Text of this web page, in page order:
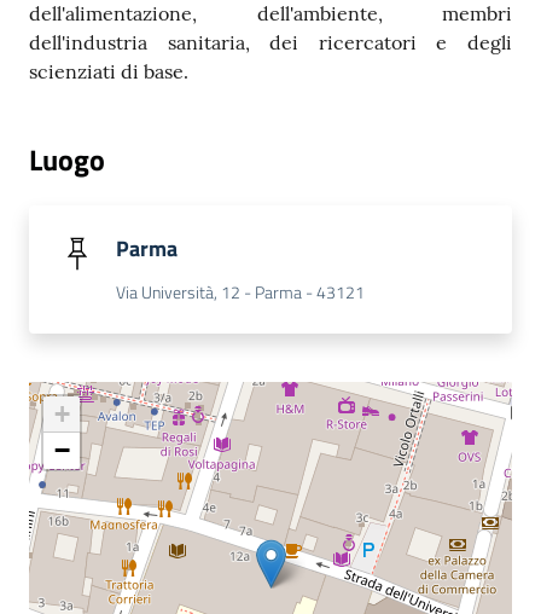
dell'alimentazione, dell'ambiente, membri
dell'industria sanitaria, dei ricercatori e degli
scienziati di base.
Luogo
Parma
Via Università, 12 - Parma - 43121
+
−